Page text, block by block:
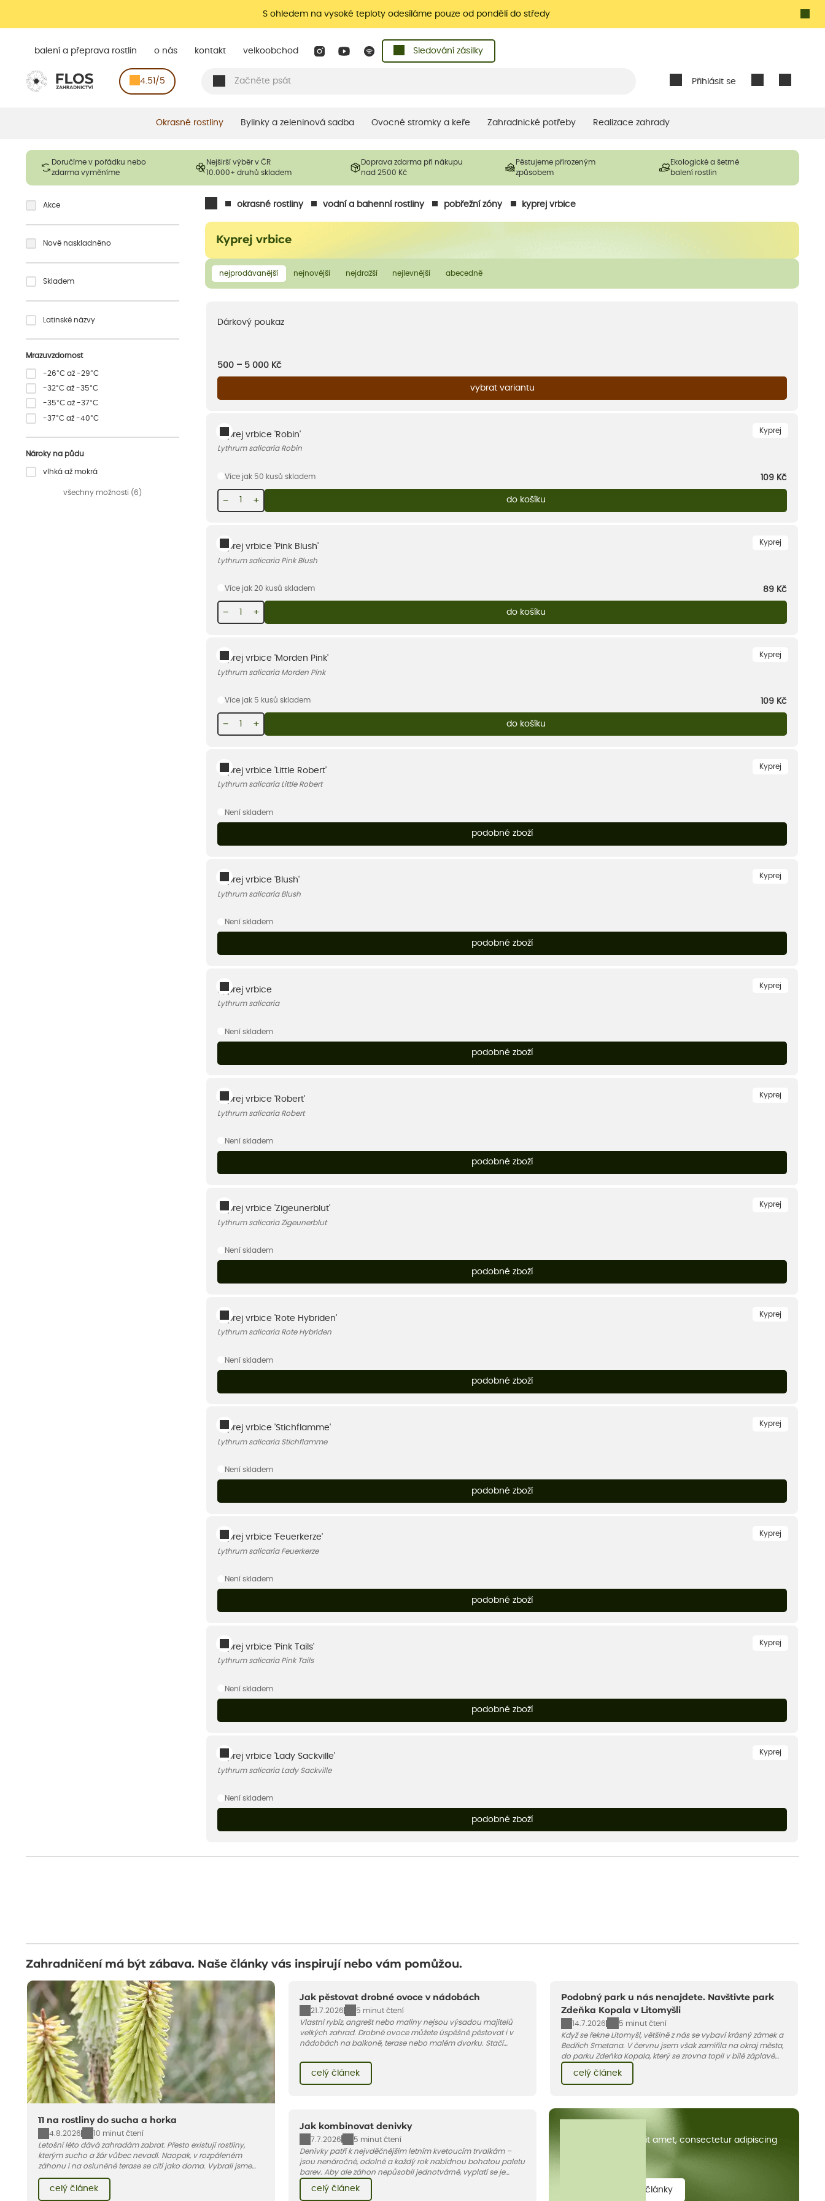
S ohledem na vysoké teploty odesíláme pouze od pondělí do středy
Přihlásit se
balení a přeprava rostlin o nás kontakt velkoobchod Sledování zásilky
4.51/5
Okrasné rostliny Bylinky a zeleninová sadba Ovocné stromky a keře Zahradnické potřeby Realizace zahrady
Doručíme v pořádku nebo
zdarma vyměníme
Nejširší výběr v ČR
10.000+ druhů skladem
Doprava zdarma při nákupu
nad 2500 Kč
Pěstujeme přirozeným
způsobem
Ekologické a šetrné
balení rostlin
okrasné rostliny vodní a bahenní rostliny pobřežní zóny kyprej vrbice
Kyprej vrbice
nejprodávanější nejnovější nejdražší nejlevnější abecedně
Akce
Nově naskladněno
Skladem
Latinské názvy
Mrazuvzdornost
-26°C až -29°C
-32°C až -35°C
-35°C až -37°C
-37°C až -40°C
Nároky na půdu
vlhká až mokrá
všechny možnosti (6)
Dárkový poukaz
500 – 5 000 Kč
vybrat variantu
Kyprej
Kyprej vrbice 'Robin'
Lythrum salicaria Robin
Více jak 50 kusů skladem 109 Kč
+
− do košíku
Kyprej
Kyprej vrbice 'Pink Blush'
Lythrum salicaria Pink Blush
Více jak 20 kusů skladem 89 Kč
+
− do košíku
Kyprej
Kyprej vrbice 'Morden Pink'
Lythrum salicaria Morden Pink
Více jak 5 kusů skladem 109 Kč
+
− do košíku
Kyprej
Kyprej vrbice 'Little Robert'
Lythrum salicaria Little Robert
Není skladem
podobné zboží
Kyprej
Kyprej vrbice 'Blush'
Lythrum salicaria Blush
Není skladem
podobné zboží
Kyprej
Kyprej vrbice
Lythrum salicaria
Není skladem
podobné zboží
Kyprej
Kyprej vrbice 'Robert'
Lythrum salicaria Robert
Není skladem
podobné zboží
Kyprej
Kyprej vrbice 'Zigeunerblut'
Lythrum salicaria Zigeunerblut
Není skladem
podobné zboží
Kyprej
Kyprej vrbice 'Rote Hybriden'
Lythrum salicaria Rote Hybriden
Není skladem
podobné zboží
Kyprej
Kyprej vrbice 'Stichflamme'
Lythrum salicaria Stichflamme
Není skladem
podobné zboží
Kyprej
Kyprej vrbice 'Feuerkerze'
Lythrum salicaria Feuerkerze
Není skladem
podobné zboží
Kyprej
Kyprej vrbice 'Pink Tails'
Lythrum salicaria Pink Tails
Není skladem
podobné zboží
Kyprej
Kyprej vrbice 'Lady Sackville'
Lythrum salicaria Lady Sackville
Není skladem
podobné zboží
Zahradničení má být zábava. Naše články vás inspirují nebo vám pomůžou.
11 na rostliny do sucha a horka
4.8.2026
10 minut čtení
Letošní léto dává zahradám zabrat. Přesto existují rostliny,
kterým sucho a žár vůbec nevadí. Naopak, v rozpáleném
záhonu i na osluněné terase se cítí jako doma. Vybrali jsme
pro vás 11 tipů na odolné druhy, které zvládnou horké a suché
léto bez pravidelné zálivky. Pojďme se podívat, které to jsou.
celý článek
Jak pěstovat drobné ovoce v nádobách
21.7.2026
5 minut čtení
Vlastní rybíz, angrešt nebo maliny nejsou výsadou majitelů
velkých zahrad. Drobné ovoce můžete úspěšně pěstovat i v
nádobách na balkoně, terase nebo malém dvorku. Stačí
pár základních pravidel. V tomto článku vám poradíme, jak na
celý článek
Podobný park u nás nenajdete. Navštivte park
Zdeňka Kopala v Litomyšli
14.7.2026
5 minut čtení
Když se řekne Litomyšl, většině z nás se vybaví krásný zámek a
Bedřich Smetana. V červnu jsem však zamířila na okraj města,
do parku Zdeňka Kopala, který se zrovna topil v bílé záplavě
nim pár řádků o tom, jak tento jedinečný kus krajiny vznikl.
celý článek
Jak kombinovat denivky
7.7.2026
5 minut čtení
Denivky patří k nejvděčnějším letním kvetoucím trvalkám –
jsou nenáročné, odolné a každý rok nabídnou bohatou paletu
barev. Aby ale záhon nepůsobil jednotvárně, vyplatí se je
doplnit vhodnými sousedy. V dnešním článku vám ukážeme, s
jakými trvalkami a travinami denivky nejlépe ladí.
celý článek
Lorem ipsum dolor sit amet, consectetur adipiscing
zobrazit všechny články